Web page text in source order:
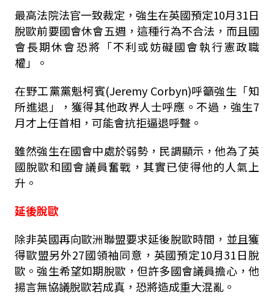
最高法院法官一致裁定，強生在英國預定10月31日
脫歐前要國會休會五週，這種行為不合法，而且國
會長期休會恐將「不利或妨礙國會執行憲政職
權」。
在野工黨黨魁柯賓(Jeremy Corbyn)呼籲強生「知
所進退」，獲得其他政界人士呼應。不過，強生7
月才上任首相，可能會抗拒逼退呼聲。
雖然強生在國會中處於弱勢，民調顯示，他為了英
國脫歐和國會議員奮戰，其實已使得他的人氣上
升。
延後脫歐
除非英國再向歐洲聯盟要求延後脫歐時間，並且獲
得歐盟另外27國領袖同意，英國預定10月31日脫
歐。強生希望如期脫歐，但許多國會議員擔心，他
揚言無協議脫歐若成真，恐將造成重大混亂。